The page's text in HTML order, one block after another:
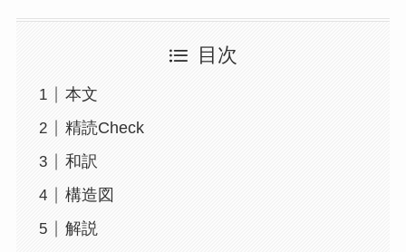
目次
本文
精読Check
和訳
構造図
解説